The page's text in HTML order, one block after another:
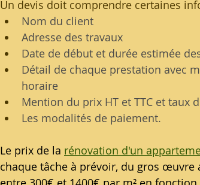
Un devis doit comprendre certaines
Nom du client
Adresse des travaux
Date de début et durée estimée
Détail de chaque prestation avec
horaire
Mention du prix HT et TTC et taux
Les modalités de paiement.
Le prix de la rénovation d'un
chaque tâche à prévoir, du gros œuvre